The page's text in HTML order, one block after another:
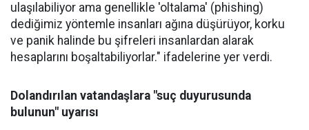
ulaşılabiliyor ama genellikle 'oltalama' (phishing)
dediğimiz yöntemle insanları ağına düşürüyor, korku
ve panik halinde bu şifreleri insanlardan alarak
hesaplarını boşaltabiliyorlar." ifadelerine yer verdi.
Dolandırılan vatandaşlara "suç duyurusunda
bulunun" uyarısı